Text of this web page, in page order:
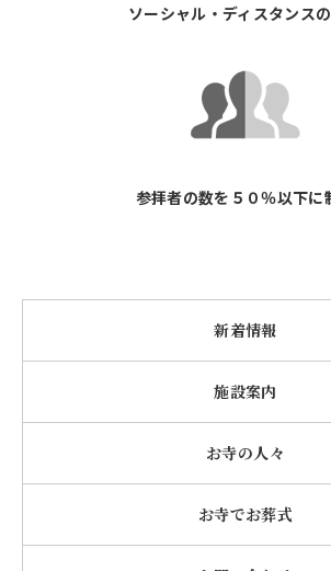
ソーシャル・ディスタンス
参拝者の数を５０％以下に
新着情報
施設案内
お寺の人々
お寺でお葬式